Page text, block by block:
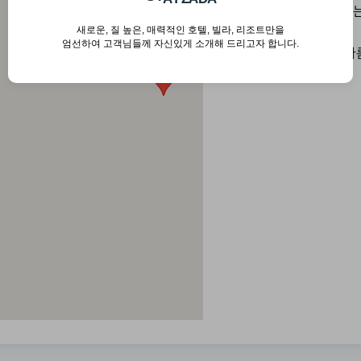
새로운, 질 높은, 매력적인 호텔, 빌라, 리조트만을
엄선하여 고객님들께 자신있게 소개해 드리고자 합니다.
스노클링을 즐기실 수 있
다이아몬드 비치
페니다 섬 남동부 지역 아